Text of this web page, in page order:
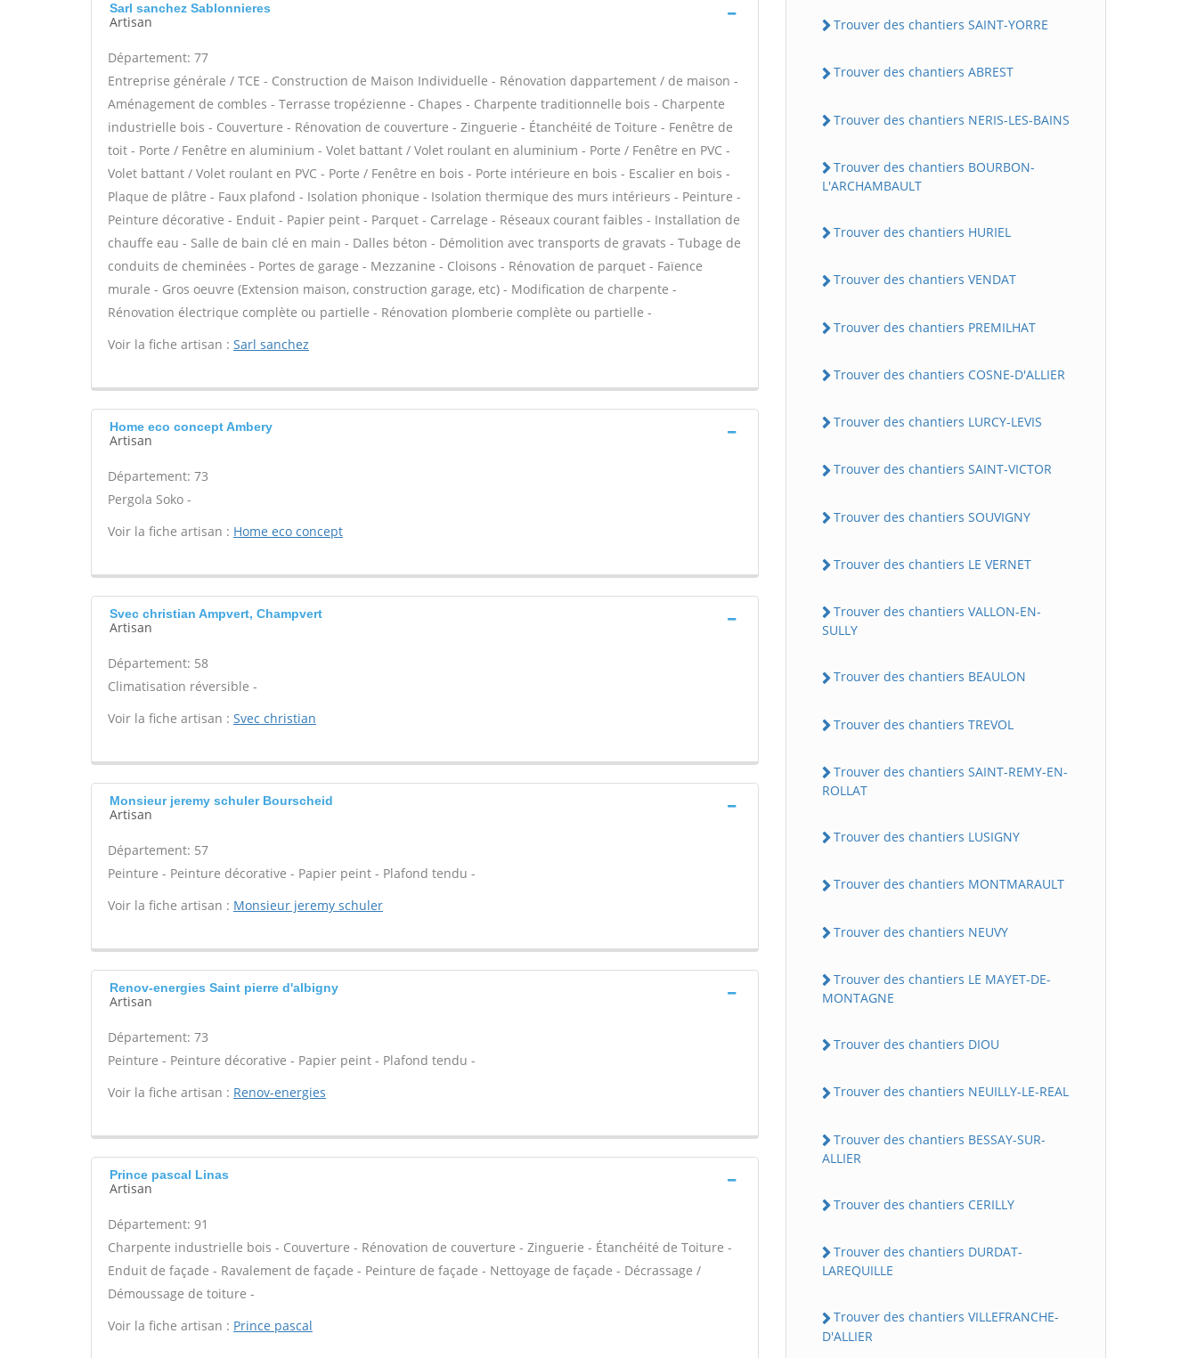
Sarl sanchez Sablonnieres
Artisan
Département: 77
Entreprise générale / TCE - Construction de Maison Individuelle - Rénovation dappartement / de maison -
Aménagement de combles - Terrasse tropézienne - Chapes - Charpente traditionnelle bois - Charpente
industrielle bois - Couverture - Rénovation de couverture - Zinguerie - Étanchéité de Toiture - Fenêtre de
toit - Porte / Fenêtre en aluminium - Volet battant / Volet roulant en aluminium - Porte / Fenêtre en PVC -
Volet battant / Volet roulant en PVC - Porte / Fenêtre en bois - Porte intérieure en bois - Escalier en bois -
Plaque de plâtre - Faux plafond - Isolation phonique - Isolation thermique des murs intérieurs - Peinture -
Peinture décorative - Enduit - Papier peint - Parquet - Carrelage - Réseaux courant faibles - Installation de
chauffe eau - Salle de bain clé en main - Dalles béton - Démolition avec transports de gravats - Tubage de
conduits de cheminées - Portes de garage - Mezzanine - Cloisons - Rénovation de parquet - Faïence
murale - Gros oeuvre (Extension maison, construction garage, etc) - Modification de charpente -
Rénovation électrique complète ou partielle - Rénovation plomberie complète ou partielle -
Voir la fiche artisan : Sarl sanchez
Home eco concept Ambery
Artisan
Département: 73
Pergola Soko -
Voir la fiche artisan : Home eco concept
Svec christian Ampvert, Champvert
Artisan
Département: 58
Climatisation réversible -
Voir la fiche artisan : Svec christian
Monsieur jeremy schuler Bourscheid
Artisan
Département: 57
Peinture - Peinture décorative - Papier peint - Plafond tendu -
Voir la fiche artisan : Monsieur jeremy schuler
Renov-energies Saint pierre d'albigny
Artisan
Département: 73
Peinture - Peinture décorative - Papier peint - Plafond tendu -
Voir la fiche artisan : Renov-energies
Prince pascal Linas
Artisan
Département: 91
Charpente industrielle bois - Couverture - Rénovation de couverture - Zinguerie - Étanchéité de Toiture -
Enduit de façade - Ravalement de façade - Peinture de façade - Nettoyage de façade - Décrassage /
Démoussage de toiture -
Voir la fiche artisan : Prince pascal
Trouver des chantiers SAINT-YORRE
Trouver des chantiers ABREST
Trouver des chantiers NERIS-LES-BAINS
Trouver des chantiers BOURBON-
L'ARCHAMBAULT
Trouver des chantiers HURIEL
Trouver des chantiers VENDAT
Trouver des chantiers PREMILHAT
Trouver des chantiers COSNE-D'ALLIER
Trouver des chantiers LURCY-LEVIS
Trouver des chantiers SAINT-VICTOR
Trouver des chantiers SOUVIGNY
Trouver des chantiers LE VERNET
Trouver des chantiers VALLON-EN-
SULLY
Trouver des chantiers BEAULON
Trouver des chantiers TREVOL
Trouver des chantiers SAINT-REMY-EN-
ROLLAT
Trouver des chantiers LUSIGNY
Trouver des chantiers MONTMARAULT
Trouver des chantiers NEUVY
Trouver des chantiers LE MAYET-DE-
MONTAGNE
Trouver des chantiers DIOU
Trouver des chantiers NEUILLY-LE-REAL
Trouver des chantiers BESSAY-SUR-
ALLIER
Trouver des chantiers CERILLY
Trouver des chantiers DURDAT-
LAREQUILLE
Trouver des chantiers VILLEFRANCHE-
D'ALLIER